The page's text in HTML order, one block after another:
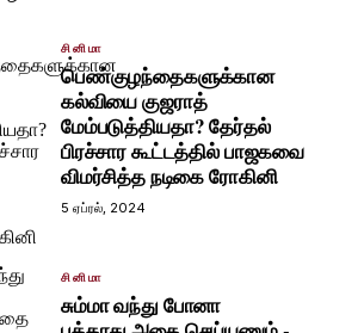
சினிமா
பெண்குழந்தைகளுக்கான
கல்வியை குஜராத்
மேம்படுத்தியதா? தேர்தல்
பிரச்சார கூட்டத்தில் பாஜகவை
விமர்சித்த நடிகை ரோகினி
5 ஏப்ரல், 2024
சினிமா
சும்மா வந்து போனா